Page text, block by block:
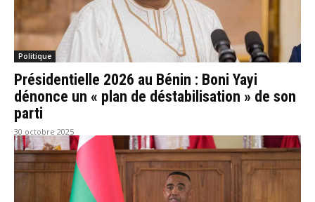
Politique
Présidentielle 2026 au Bénin : Boni Yayi
dénonce un « plan de déstabilisation » de son
parti
30 octobre 2025